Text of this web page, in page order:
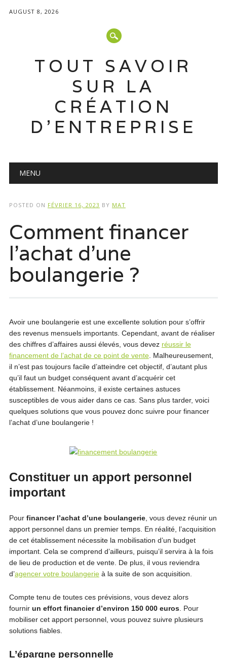
AUGUST 8, 2026
TOUT SAVOIR
SUR LA
CRÉATION
D'ENTREPRISE
Main menu
MENU
POSTED ON FÉVRIER 16, 2023 BY MAT
Comment financer
l’achat d’une
boulangerie ?
Avoir une boulangerie est une excellente solution pour s’offrir
des revenus mensuels importants. Cependant, avant de réaliser
des chiffres d’affaires aussi élevés, vous devez réussir le
financement de l’achat de ce point de vente. Malheureusement,
il n’est pas toujours facile d’atteindre cet objectif, d’autant plus
qu’il faut un budget conséquent avant d’acquérir cet
établissement. Néanmoins, il existe certaines astuces
susceptibles de vous aider dans ce cas. Sans plus tarder, voici
quelques solutions que vous pouvez donc suivre pour financer
l’achat d’une boulangerie !
Constituer un apport personnel
important
Pour financer l’achat d’une boulangerie, vous devez réunir un
apport personnel dans un premier temps. En réalité, l’acquisition
de cet établissement nécessite la mobilisation d’un budget
important. Cela se comprend d’ailleurs, puisqu’il servira à la fois
de lieu de production et de vente. De plus, il vous reviendra
d’agencer votre boulangerieà la suite de son acquisition.
Compte tenu de toutes ces prévisions, vous devez alors
fournirun effort financier d’environ 150 000 euros. Pour
mobiliser cet apport personnel, vous pouvez suivre plusieurs
solutions fiables.
L’épargne personnelle